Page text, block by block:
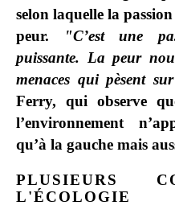
selon laquelle la
peur.
"C’est une
puissante. La peur
menaces qui pèsent
Ferry, qui observe
l’environnement
qu’à la gauche mais
PLUSIEURS
L'ÉCOLOGIE